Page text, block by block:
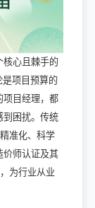
核心且棘手的
是项目预算的
项目经理，都
到困扰。传统
准化、科学
价师认证及其
为行业从业